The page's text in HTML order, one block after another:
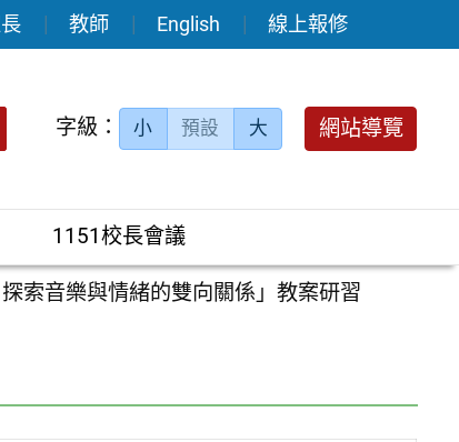
教師 English 線上報修
出 字級： 小 預設 大 網站導覽
1151校長會議
索音樂與情緒的雙向關係」教案研習